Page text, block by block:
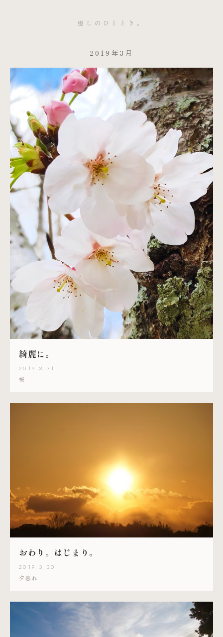
癒しのひととき。
2019年3月
綺麗に。
2019.3.31
桜
おわり。はじまり。
2019.3.30
夕暮れ